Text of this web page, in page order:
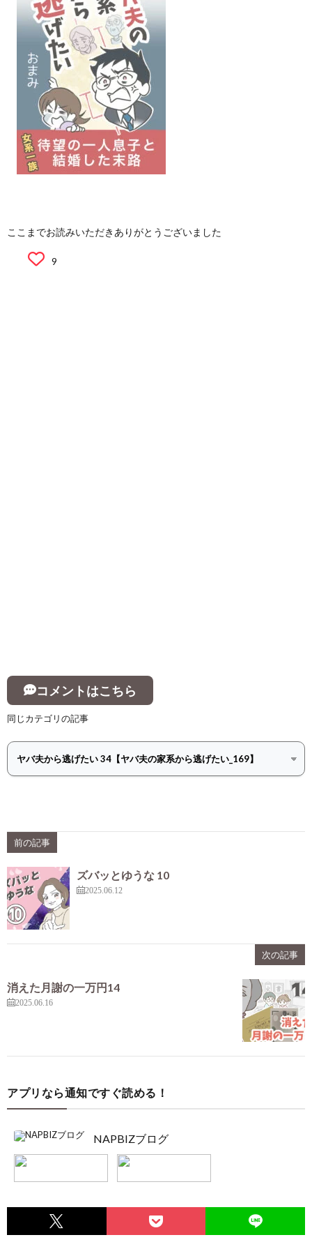
ここまでお読みいただきありがとうございました
9
コメントはこちら
同じカテゴリの記事
前の記事
ズバッとゆうな 10
2025.06.12
次の記事
消えた月謝の一万円14
2025.06.16
アプリなら通知ですぐ読める！
NAPBIZブログ